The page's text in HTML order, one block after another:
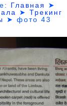
Главная
➤
➤Трекинг
➤фото 43